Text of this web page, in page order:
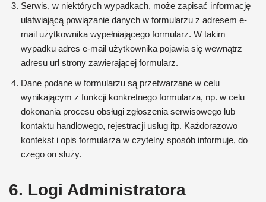
Serwis, w niektórych wypadkach, może zapisać informację
ułatwiającą powiązanie danych w formularzu z adresem e-
mail użytkownika wypełniającego formularz. W takim
wypadku adres e-mail użytkownika pojawia się wewnątrz
adresu url strony zawierającej formularz.
Dane podane w formularzu są przetwarzane w celu
wynikającym z funkcji konkretnego formularza, np. w celu
dokonania procesu obsługi zgłoszenia serwisowego lub
kontaktu handlowego, rejestracji usług itp. Każdorazowo
kontekst i opis formularza w czytelny sposób informuje, do
czego on służy.
6. Logi Administratora